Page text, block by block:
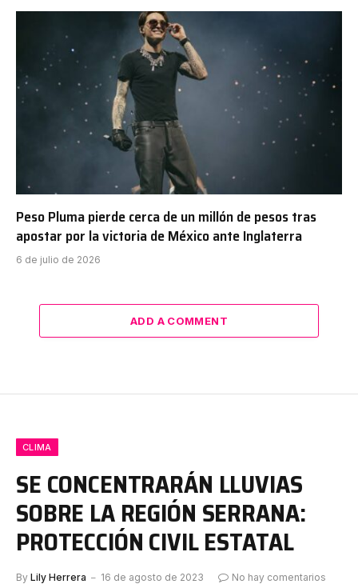
Peso Pluma pierde cerca de un millón de pesos tras
apostar por la victoria de México ante Inglaterra
6 de julio de 2026
ADD A COMMENT
CLIMA
SE CONCENTRARÁN LLUVIAS
SOBRE LA REGIÓN SERRANA:
PROTECCIÓN CIVIL ESTATAL
By Lily Herrera 16 de agosto de 2023
No hay comentarios